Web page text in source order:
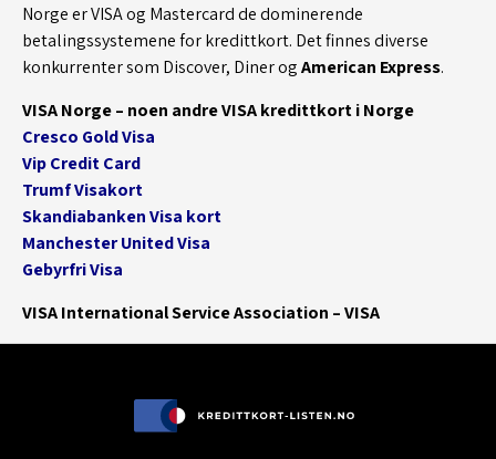
Norge er VISA og Mastercard de dominerende
betalingssystemene for kredittkort. Det finnes diverse
konkurrenter som Discover, Diner ogAmerican Express.
VISA Norge – noen andre VISA kredittkort i Norge
Cresco Gold Visa
Vip Credit Card
Trumf Visakort
Skandiabanken Visa kort
Manchester United Visa
Gebyrfri Visa
VISA International Service Association – VISA